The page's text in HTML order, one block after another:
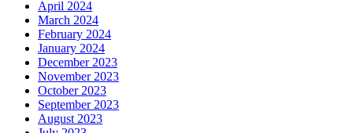
April 2024
March 2024
February 2024
January 2024
December 2023
November 2023
October 2023
September 2023
August 2023